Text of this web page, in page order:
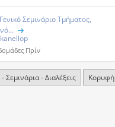
Γενικό Σεμινάριο Τμήματος,
kanellop
Πρίν
- Διαλέξεις Κορυφή